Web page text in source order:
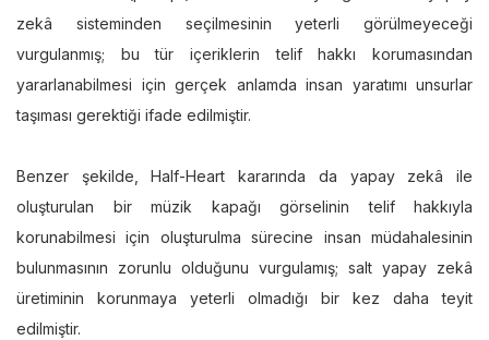
zekâ sisteminden seçilmesinin yeterli görülmeyeceği
vurgulanmış; bu tür içeriklerin telif hakkı korumasından
yararlanabilmesi için gerçek anlamda insan yaratımı unsurlar
taşıması gerektiği ifade edilmiştir.
Benzer şekilde, Half-Heart kararında da yapay zekâ ile
oluşturulan bir müzik kapağı görselinin telif hakkıyla
korunabilmesi için oluşturulma sürecine insan müdahalesinin
bulunmasının zorunlu olduğunu vurgulamış; salt yapay zekâ
üretiminin korunmaya yeterli olmadığı bir kez daha teyit
edilmiştir.